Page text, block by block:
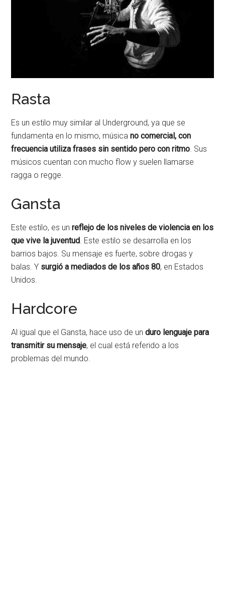
Rasta
Es un estilo muy similar al Underground, ya que se
fundamenta en lo mismo, músicano comercial, con
frecuencia utiliza frases sin sentido pero con ritmo. Sus
músicos cuentan con mucho flow y suelen llamarse
ragga o regge.
Gansta
Este estilo, es unreflejo de los niveles de violencia en los
que vive la juventud. Este estilo se desarrolla en los
barrios bajos. Su mensaje es fuerte, sobre drogas y
balas. Y surgió a mediados de los años 80, en Estados
Unidos.
Hardcore
Al igual que el Gansta, hace uso de unduro lenguaje para
transmitir su mensaje, el cual está referido a los
problemas del mundo.